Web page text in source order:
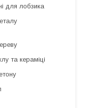
для лобзика
та кераміці